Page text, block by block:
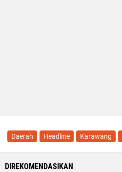
Daerah Headline Karawang
DIREKOMENDASIKAN